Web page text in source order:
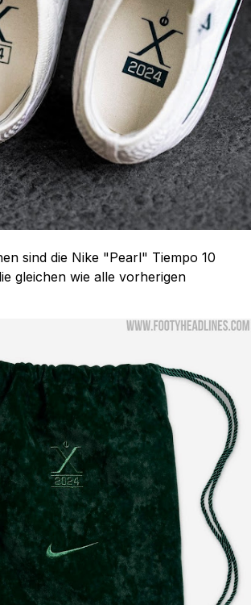
sind die Nike "Pearl" Tiempo 10
gleichen wie alle vorherigen